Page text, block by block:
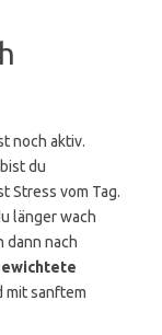
noch aktiv.
du
Stress vom Tag.
länger wach
dann nach
mit sanftem